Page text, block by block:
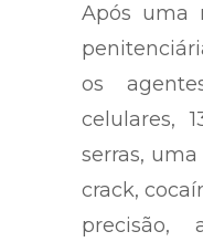
Após uma
os
celulares,
serras,
crack,
precisão,